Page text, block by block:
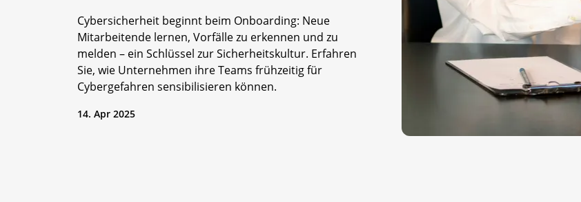
Cybersicherheit beginnt beim Onboarding: Neue
Mitarbeitende lernen, Vorfälle zu erkennen und zu
melden – ein Schlüssel zur Sicherheitskultur. Erfahren
Sie, wie Unternehmen ihre Teams frühzeitig für
Cybergefahren sensibilisieren können.
14. Apr 2025